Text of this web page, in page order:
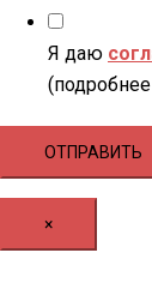
Я даю
ОТПРАВИТЬ
×